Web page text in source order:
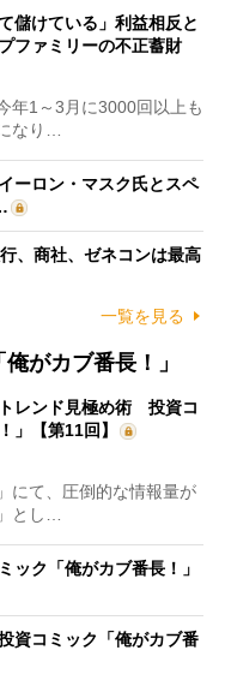
儲けている」利益相反と
ファミリーの不正蓄財
年1～3月に3000回以上も
なり…
ーロン・マスク氏とスペ
、商社、ゼネコンは最高
一覧を見る
がカブ番長！」
トレンド見極め術 投資コ
」【第11回】
にて、圧倒的な情報量が
とし…
ク「俺がカブ番長！」
資コミック「俺がカブ番